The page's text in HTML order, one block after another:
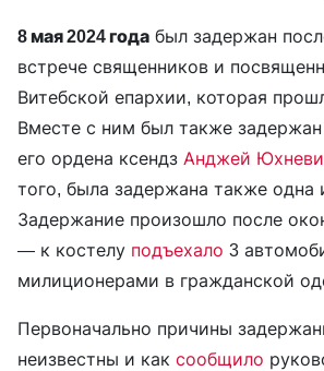
8 мая 2024 года был задержан
встрече священников и
Витебской епархии, которая
Вместе с ним был также
его ордена ксендз Анджей
того, была задержана также одна
Задержание произошло после
— к костелу подъехало 3
милиционерами в гражданской
Первоначально причины
неизвестны и как сообщило